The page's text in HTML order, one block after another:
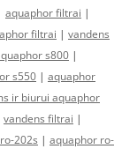
aquaphor filtrai |
filtrai | vandens
s800 |
s550 | aquaphor
ir biurui aquaphor
vandens filtrai |
202s | aquaphor ro-